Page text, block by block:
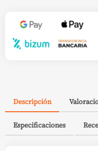
Descripción
Especificaciones